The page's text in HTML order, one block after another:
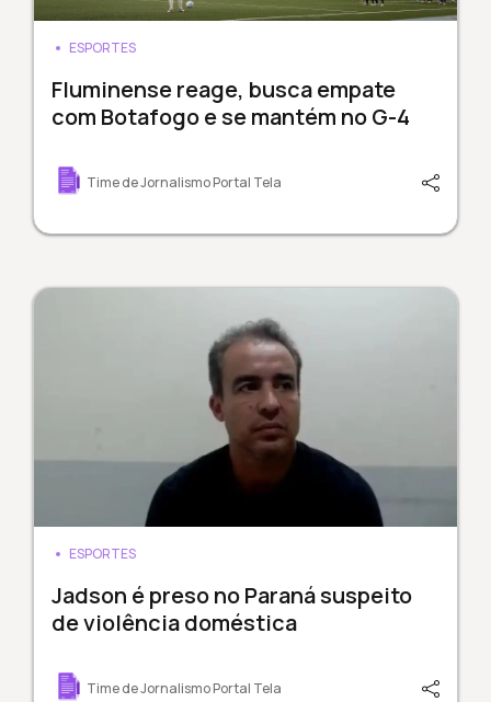
ESPORTES
Fluminense reage, busca empate
com Botafogo e se mantém no G-4
Time de Jornalismo Portal Tela
ESPORTES
Jadson é preso no Paraná suspeito
de violência doméstica
Time de Jornalismo Portal Tela